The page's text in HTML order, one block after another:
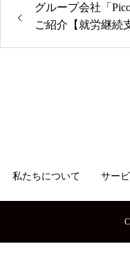
グループ会社「
ご紹介【就労継続
私たちについて サー